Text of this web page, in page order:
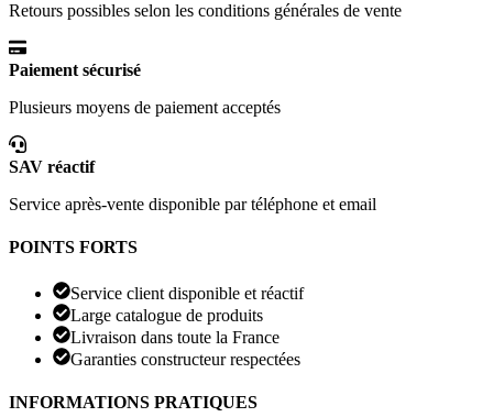
Retours possibles selon les conditions générales de vente
Paiement sécurisé
Plusieurs moyens de paiement acceptés
SAV réactif
Service après-vente disponible par téléphone et email
POINTS FORTS
Service client disponible et réactif
Large catalogue de produits
Livraison dans toute la France
Garanties constructeur respectées
INFORMATIONS PRATIQUES